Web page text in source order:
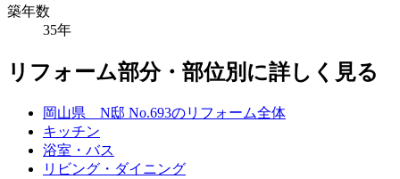
築年数
35年
リフォーム部分・部位別に詳しく見る
岡山県 N邸 No.693のリフォーム全体
キッチン
浴室・バス
リビング・ダイニング